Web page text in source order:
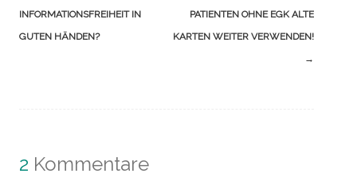
NFORMATIONSFREIHEIT IN G
UTEN HÄNDEN?
PATIENTEN OHNE EGK ALTE
KARTEN WEITER VERWENDEN!
→
2 Kommentare